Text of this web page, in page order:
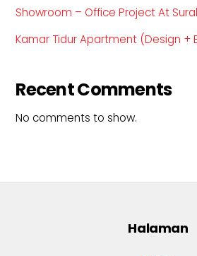
Showroom – Office Project At
Kamar Tidur Apartment (Design +
Recent Comments
No comments to show.
Halaman